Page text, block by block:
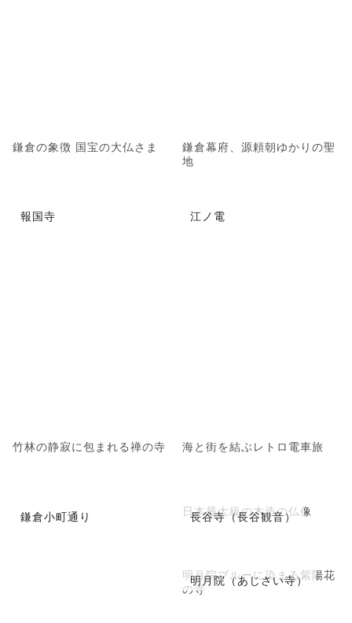
鎌倉の象徴 国宝の大仏さま
鎌倉幕府、源頼朝ゆかりの聖
地
報国寺
竹林の静寂に包まれる禅の寺
江ノ電
海と街を結ぶレトロ電車旅
鎌倉小町通り 長谷寺（長谷観音）
日本最大級の木造の仏像
明月院（あじさい寺）
明月院ブルーに染まる紫陽花
の寺